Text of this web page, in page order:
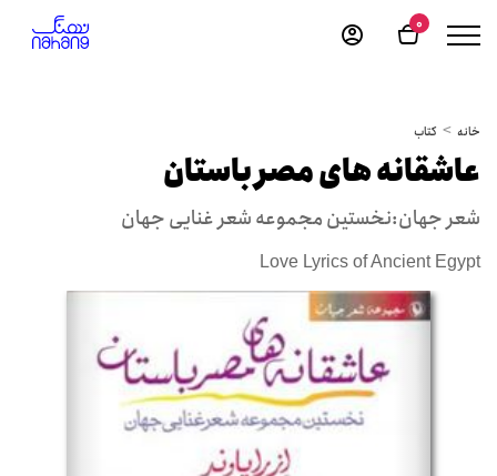
0
خانه کتاب
عاشقانه های مصر باستان
شعر جهان:نخستین مجموعه شعر غنایی جهان
Love Lyrics of Ancient Egypt